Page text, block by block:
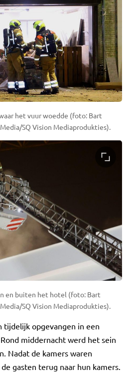
het vuur woedde (foto: Bart
SQ Vision Mediaprodukties).
en buiten het hotel (foto: Bart
SQ Vision Mediaprodukties).
tijdelijk opgevangen in een
middernacht werd het sein
Nadat de kamers waren
gasten terug naar hun kamers.